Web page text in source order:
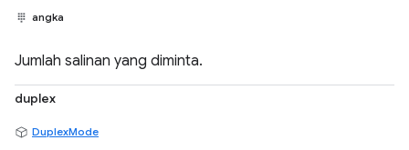
angka
Jumlah salinan yang diminta.
duplex
DuplexMode